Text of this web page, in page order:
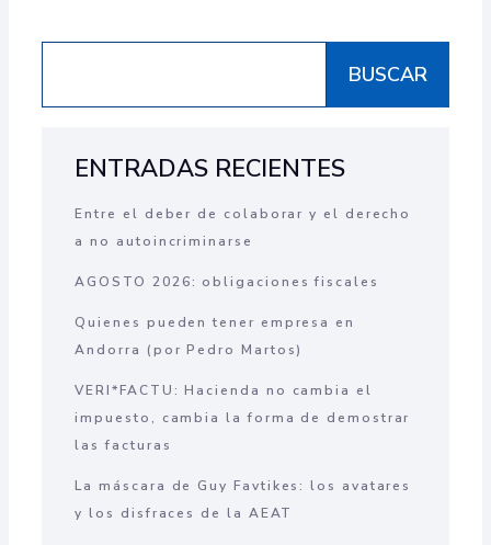
BUSCAR
ENTRADAS RECIENTES
Entre el deber de colaborar y el derecho
a no autoincriminarse
AGOSTO 2026: obligaciones fiscales
Quienes pueden tener empresa en
Andorra (por Pedro Martos)
VERI*FACTU: Hacienda no cambia el
impuesto, cambia la forma de demostrar
las facturas
La máscara de Guy Favtikes: los avatares
y los disfraces de la AEAT